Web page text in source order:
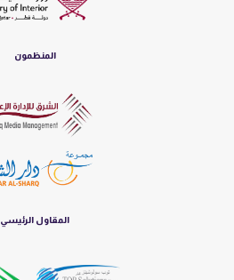
المنظمون
المقاول الرئيسي